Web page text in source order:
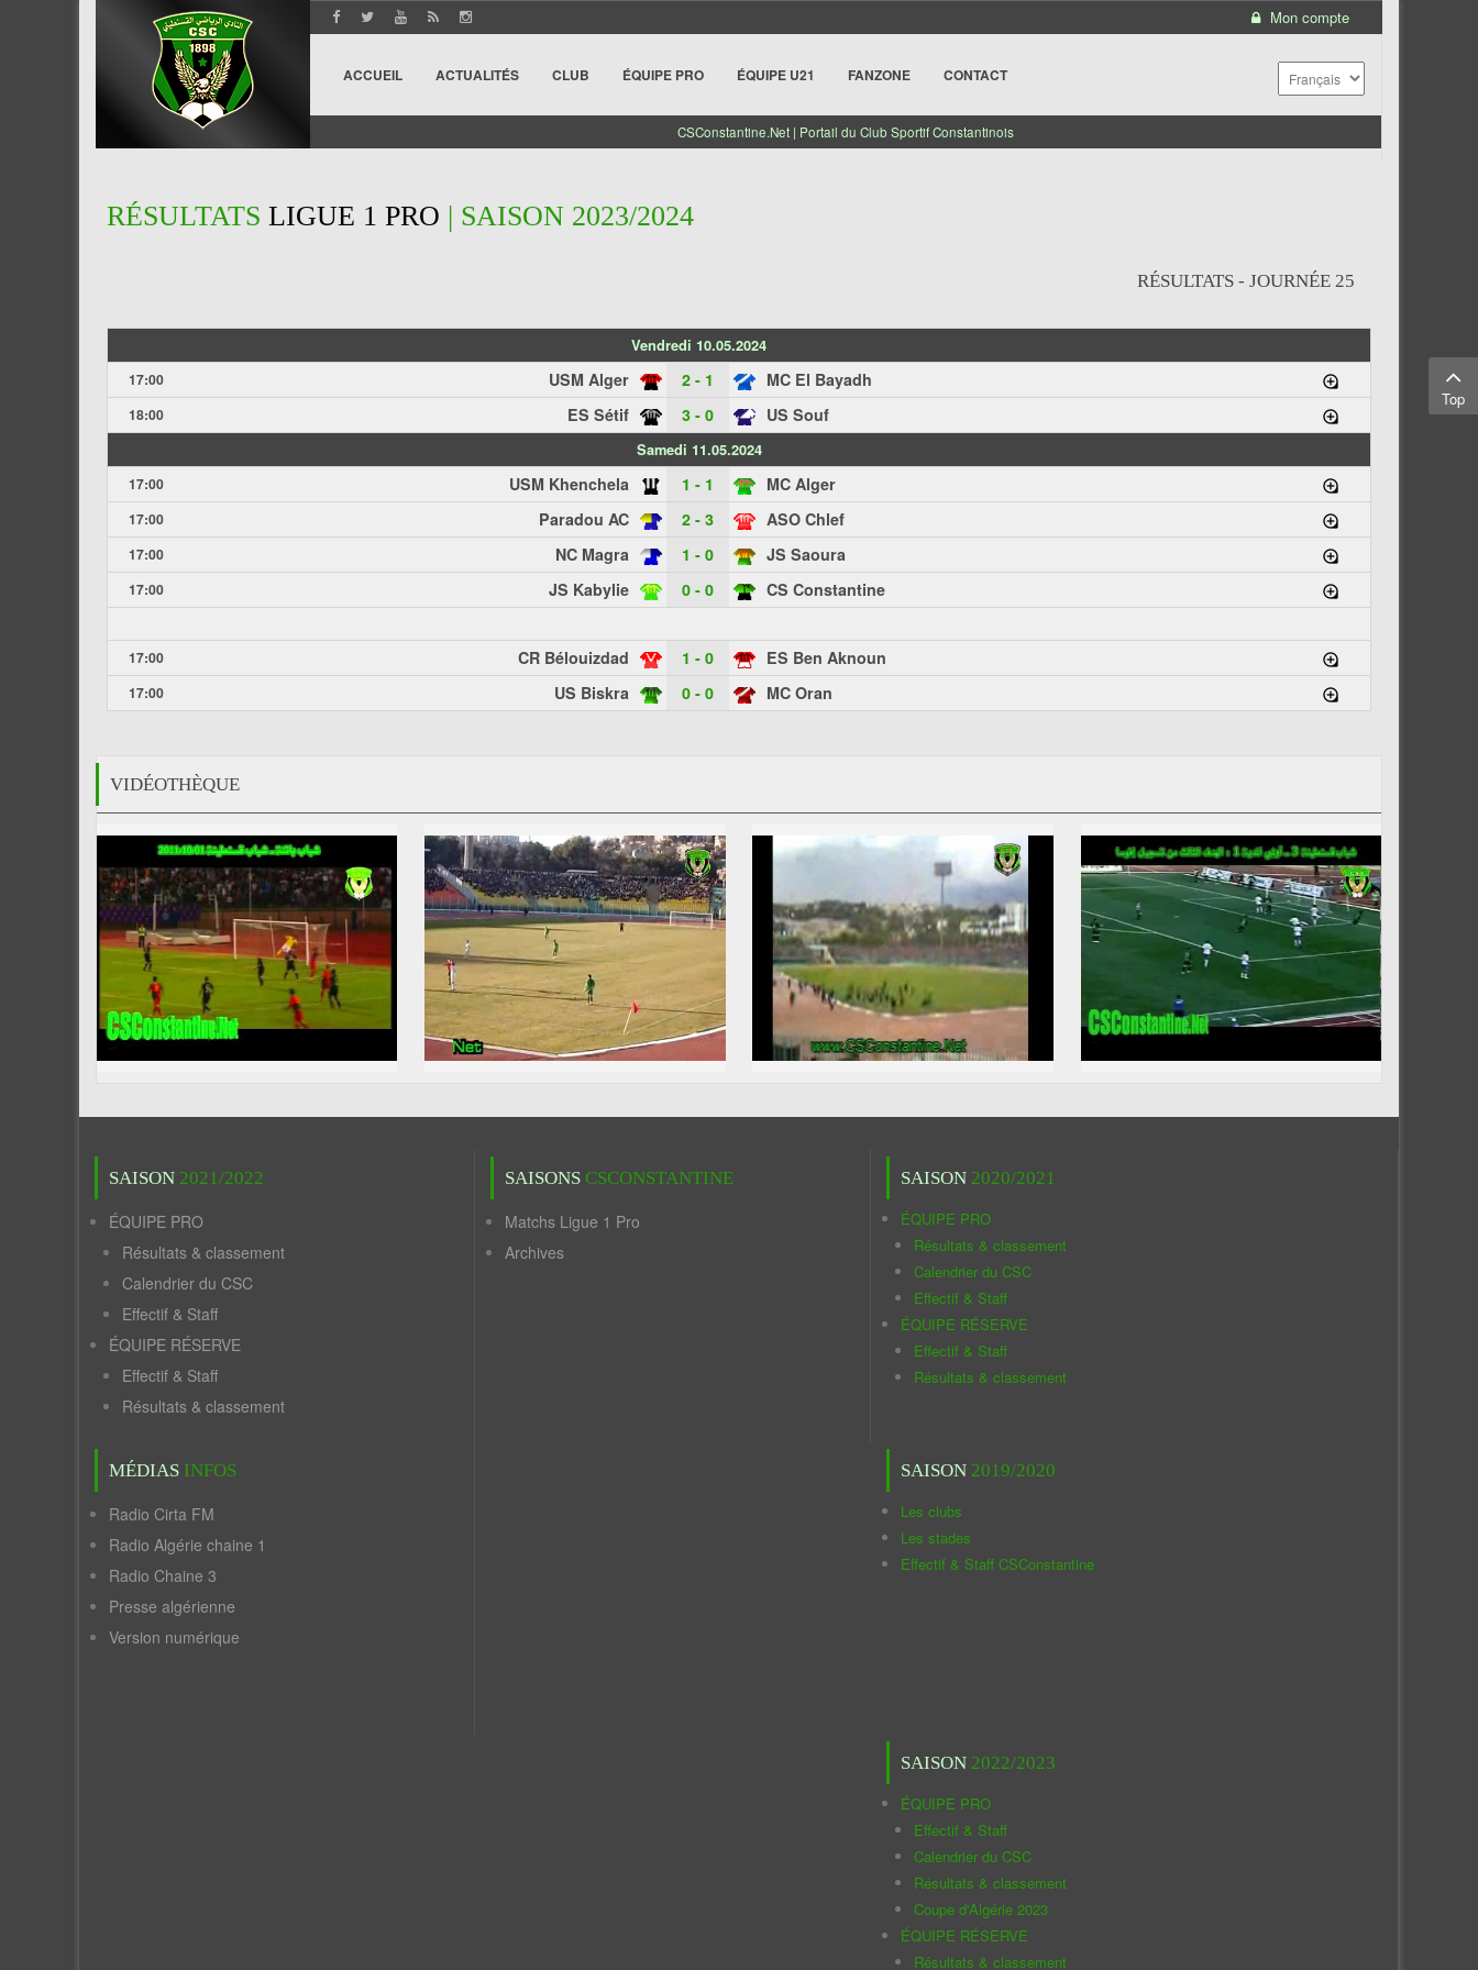
Mon compte
ACCUEIL ACTUALITÉS CLUB ÉQUIPE PRO ÉQUIPE U21 FANZONE CONTACT
CSConstantine.Net | Portail du Club Sportif Constantinois
RÉSULTATS LIGUE 1 PRO | SAISON 2023/2024
RÉSULTATS - JOURNÉE 25
Vendredi 10.05.2024
17:00
USM Alger 2 - 1 MC El Bayadh
18:00 ES Sétif 3 - 0 US Souf
Samedi 11.05.2024
17:00
USM Khenchela 1 - 1 MC Alger
17:00 Paradou AC 2 - 3 ASO Chlef
17:00 NC Magra 1 - 0 JS Saoura
17:00 JS Kabylie 0 - 0 CS Constantine
17:00 CR Bélouizdad 1 - 0 ES Ben Aknoun
17:00 US Biskra 0 - 0 MC Oran
VIDÉOTHÈQUE
SAISON 2021/2022
ÉQUIPE PRO
Résultats & classement
Calendrier du CSC
Effectif & Staff
ÉQUIPE RÉSERVE
Effectif & Staff
Résultats & classement
MÉDIAS INFOS
Radio Cirta FM
Radio Algérie chaine 1
Radio Chaine 3
Presse algérienne
Version numérique
SAISONS CSCONSTANTINE
Matchs Ligue 1 Pro
Archives
SAISON 2020/2021
ÉQUIPE PRO
Résultats & classement
Calendrier du CSC
Effectif & Staff
ÉQUIPE RÉSERVE
Effectif & Staff
Résultats & classement
SAISON 2019/2020
Les clubs
Les stades
Effectif & Staff CSConstantine
SAISON 2022/2023
ÉQUIPE PRO
Effectif & Staff
Calendrier du CSC
Résultats & classement
Coupe d'Algérie 2023
ÉQUIPE RÉSERVE
Résultats & classement
Top